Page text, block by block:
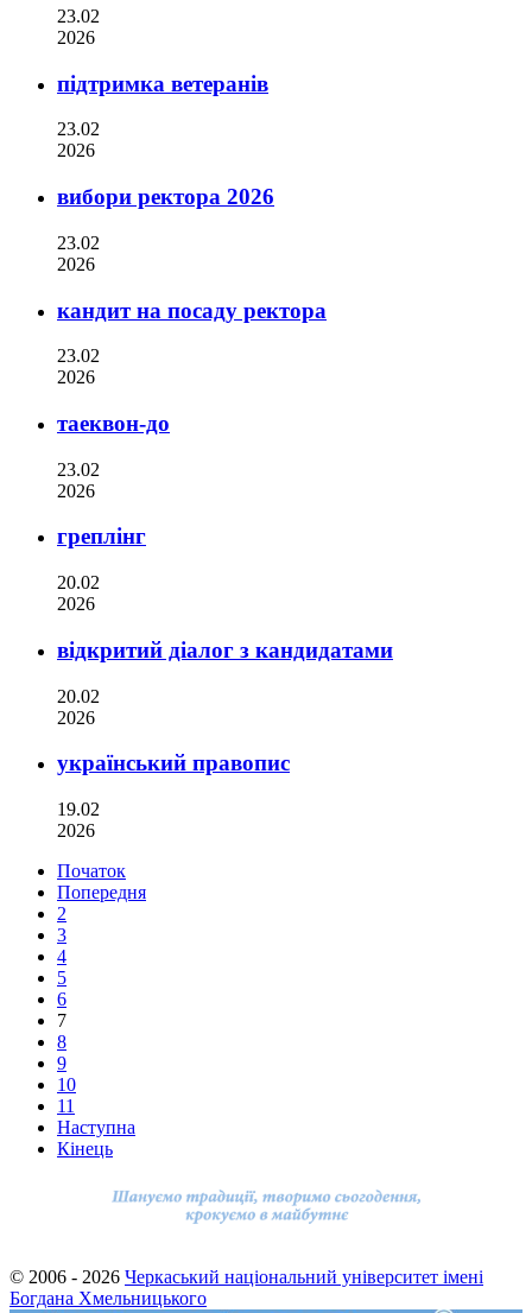
23.02
2026
підтримка ветеранів
23.02
2026
вибори ректора 2026
23.02
2026
кандит на посаду ректора
23.02
2026
таеквон-до
23.02
2026
греплінг
20.02
2026
відкритий діалог з кандидатами
20.02
2026
український правопис
19.02
2026
Початок
Попередня
2
3
4
5
6
7
8
9
10
11
Наступна
Кінець
© 2006 - 2026 Черкаський національний університет імені
Богдана Хмельницького